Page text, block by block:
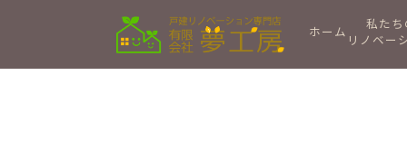
ホーム
私たち
リノベー